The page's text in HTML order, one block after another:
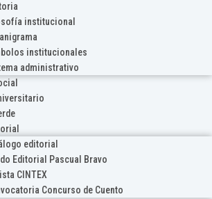
institucional
institucionales
administrativo
editorial
Editorial Pascual Bravo
CINTEX
Concurso de Cuento